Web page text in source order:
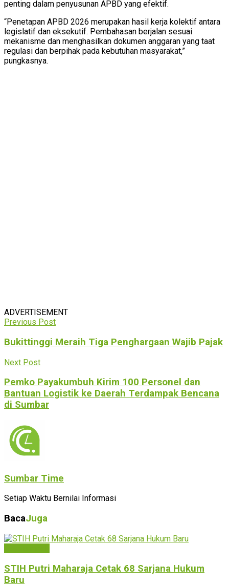
penting dalam penyusunan APBD yang efektif.
“Penetapan APBD 2026 merupakan hasil kerja kolektif antara
legislatif dan eksekutif. Pembahasan berjalan sesuai
mekanisme dan menghasilkan dokumen anggaran yang taat
regulasi dan berpihak pada kebutuhan masyarakat,”
pungkasnya.
ADVERTISEMENT
Previous Post
Bukittinggi Meraih Tiga Penghargaan Wajib Pajak
Next Post
Pemko Payakumbuh Kirim 100 Personel dan
Bantuan Logistik ke Daerah Terdampak Bencana
di Sumbar
Sumbar Time
Setiap Waktu Bernilai Informasi
BacaJuga
STIH Putri Maharaja Cetak 68 Sarjana Hukum
Baru